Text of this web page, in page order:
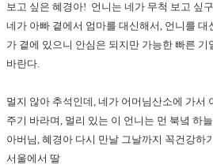
보고 싶은 혜경아! 언니는 네가 무척 보고 싶
네가 아빠 곁에서 엄마를 대신해서, 언니를
가 곁에 있으니 안심은 되지만 가능한 빠른
바란다.
멀지 않아 추석인데, 네가 어머님산소에 가서
주기 바라며, 멀리 있는 이 언니는 먼 북녘 하
아버님, 혜경아 다시 만날 그날까지 꼭건강하
서울에서 딸